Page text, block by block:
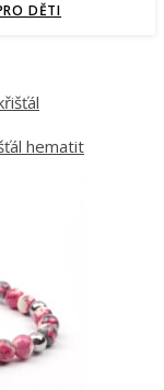
DĚTI
hematit